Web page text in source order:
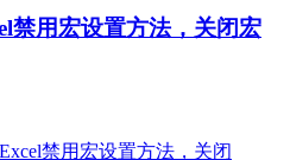
禁用宏设置方法，关闭宏